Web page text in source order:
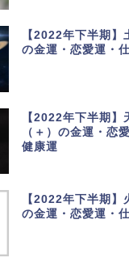
【2022年下半期】
の金運・恋愛運・
【2022年下半期】
（＋）の金運・恋
健康運
【2022年下半期】
の金運・恋愛運・